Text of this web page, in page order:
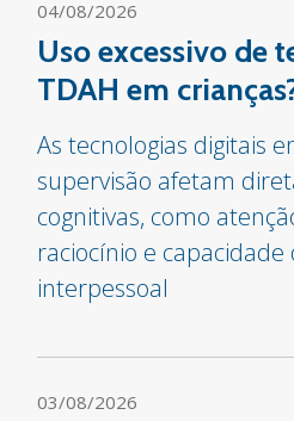
04/08/2026
Uso excessivo de
TDAH em
As tecnologias digitais
supervisão afetam
cognitivas, como
raciocínio e
interpessoal
03/08/2026